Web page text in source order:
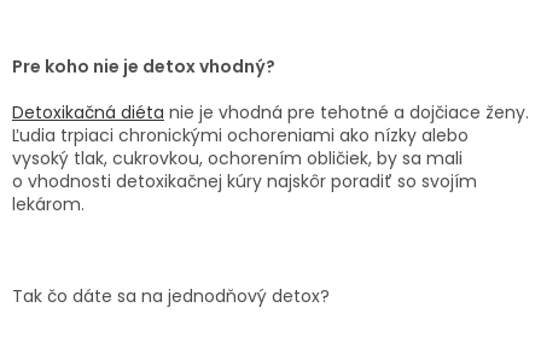
Pre koho nie je detox vhodný?
Detoxikačná diéta nie je vhodná pre tehotné a dojčiace ženy.
Ľudia trpiaci chronickými ochoreniami ako nízky alebo
vysoký tlak, cukrovkou, ochorením obličiek, by sa mali
o vhodnosti detoxikačnej kúry najskôr poradiť so svojím
lekárom.
Tak čo dáte sa na jednodňový detox?